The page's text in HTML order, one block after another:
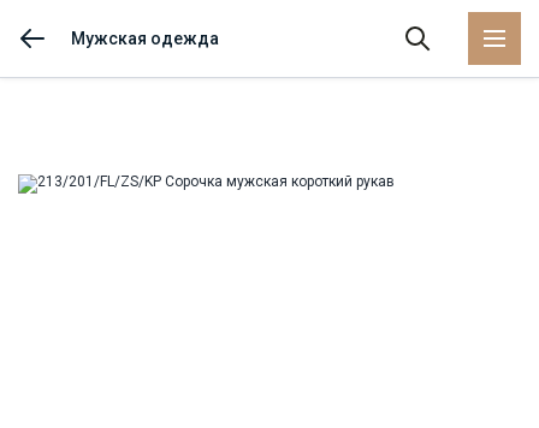
Мужская одежда